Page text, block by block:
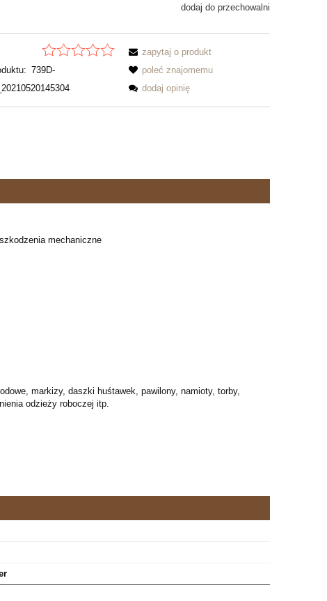
dodaj do przechowalni
739D-
zapytaj o produkt
poleć znajomemu
dodaj opinię
mechaniczne
markizy, daszki huśtawek, pawilony, namioty, torby,
odzieży roboczej itp.